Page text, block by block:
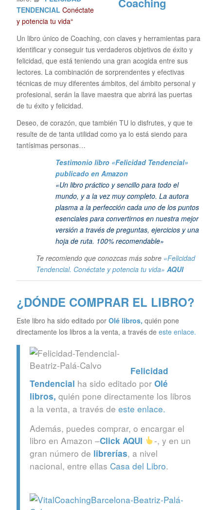
TENDENCIAL Conéctate
y potencia tu vida“
Un libro único de Coaching, con claves y herramientas para
identificar y conseguir tus verdaderos objetivos de éxito y
felicidad, que está teniendo una gran acogida entre sus
lectores. La combinación de sorprendentes y efectivas
técnicas de muy diferentes ámbitos, del ámbito personal y
profesional, serán la llave maestra que abrirá las puertas
de tu éxito y felicidad.
Deseo, de corazón, que también TU lo disfrutes, y que te
resulte de de tanta utilidad como ya lo está siendo para
tantísimas personas…
Testimonio libro «Felicidad Tendencial»
publicado en Amazon
«Un libro práctico y sencillo para todo el
mundo, y a la vez muy completo. La autora
plasma a la perfección cada uno de los puntos
esenciales para convertirnos en nuestra mejor
versión a través de preguntas, ejercicios y una
hoja de ruta. 100% recomendable»
Te recomiendo que conozcas más sobre «Felicidad
Tendencial. Conéctate y potencia tu vida» AQUI
¿DÓNDE COMPRAR EL LIBRO?
Este libro ha sido editado por Olé libros, quién pone
directamente los libros a la venta, a través de este enlace.
Felicidad
Tendencial ha sido editado por Olé
libros, quién pone directamente los libros
a la venta, a través de este enlace.
Además, puedes comprar, o encargar el
libro en Amazon –Click AQUI
-, y en un
gran número de librerías, a nivel
nacional, entre ellas Casa del Libro.